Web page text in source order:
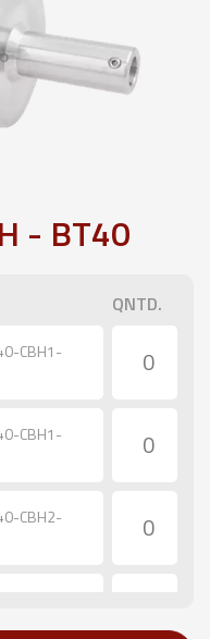
- BT40
QNTD.
CBH1-
CBH1-
CBH2-